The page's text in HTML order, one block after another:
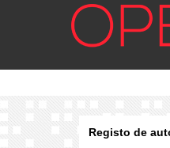
Registo de